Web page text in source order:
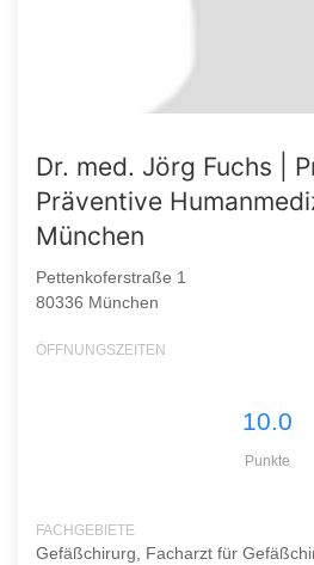
Dr. med. Jörg Fuchs |
Präventive
München
Pettenkoferstraße 1
80336 München
ÖFFNUNGSZEITEN
10.0
Punkte
FACHGEBIETE
Gefäßchirurg, Facharzt für